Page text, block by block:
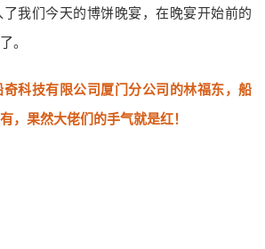
我们今天的博饼晚宴，在晚宴开始前的
。
科技有限公司厦门分公司的林福东，船
，果然大佬们的手气就是红！